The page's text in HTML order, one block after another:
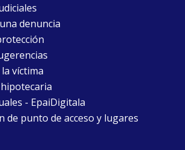
denuncia
víctima
- EpaiDigitala
de punto de acceso y lugares